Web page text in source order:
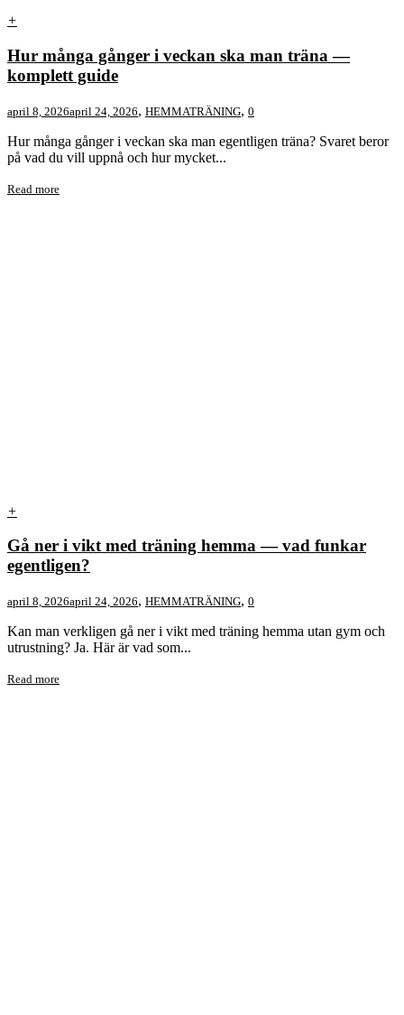
+
Hur många gånger i veckan ska man träna —
komplett guide
april 8, 2026april 24, 2026, HEMMATRÄNING, 0
Hur många gånger i veckan ska man egentligen träna? Svaret beror
på vad du vill uppnå och hur mycket...
Read more
+
Gå ner i vikt med träning hemma — vad funkar
egentligen?
april 8, 2026april 24, 2026, HEMMATRÄNING, 0
Kan man verkligen gå ner i vikt med träning hemma utan gym och
utrustning? Ja. Här är vad som...
Read more